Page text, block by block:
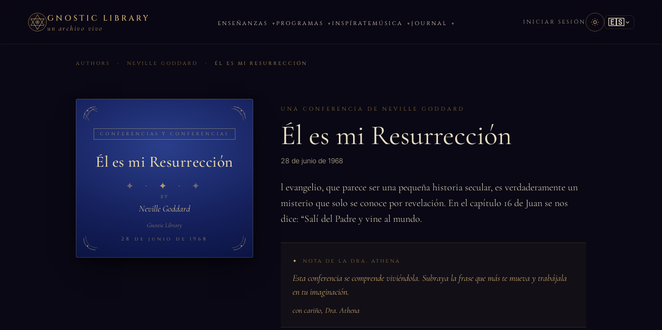
GNOSTIC LIBRARY
un archivo vivo
ENSEÑANZAS PROGRAMAS INSPÍRATE MÚSICA JOURNAL INICIAR SESIÓN 🇪🇸
AUTHORS › NEVILLE GODDARD › ÉL ES MI RESURRECCIÓN
CONFERENCIAS Y CONFERENCIAS
Él es mi Resurrección
✦
BY
Neville Goddard
Gnostic Library
28 de junio de 1968
UNA CONFERENCIA DE NEVILLE GODDARD
Él es mi Resurrección
28 de junio de 1968
l evangelio, que parece ser una pequeña historia secular, es verdaderamente un
misterio que solo se conoce por revelación. En el capítulo 16 de Juan se nos
dice: “Salí del Padre y vine al mundo.
NOTA DE LA DRA. ATHENA
Esta conferencia se comprende viviéndola. Subraya la frase que más te mueva y trabájala
en tu imaginación.
con cariño, Dra. Athena